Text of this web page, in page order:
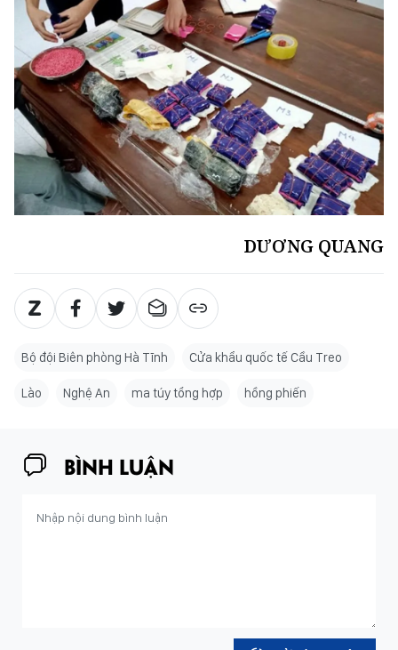
DƯƠNG QUANG
Bộ đội Biên phòng Hà Tĩnh Cửa khẩu quốc tế Cầu Treo
Lào Nghệ An ma túy tổng hợp hồng phiến
BÌNH LUẬN